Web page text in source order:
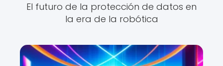
El futuro de la protección de datos en
la era de la robótica